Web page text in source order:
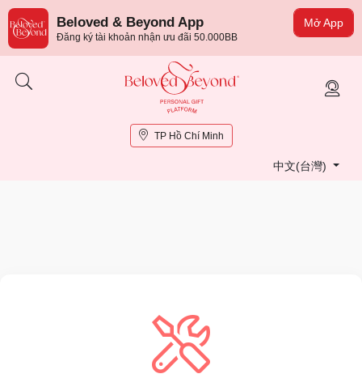
Mở App
Beloved & Beyond App
Đăng ký tài khoản nhận ưu đãi 50.000BB
TP Hồ Chí Minh
中文(台灣)